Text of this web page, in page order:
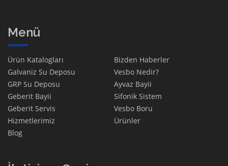
Menü
Ürün Katalogları
Bizden Haberler
Galvaniz Su Deposu
Vesbo Nedir?
GRP Su Deposu
Ayvaz Bayii
Geberit Bayii
Sifonik Sistem
Geberit Servis
Vesbo Boru
Hizmetlerimiz
Ürünler
Blog